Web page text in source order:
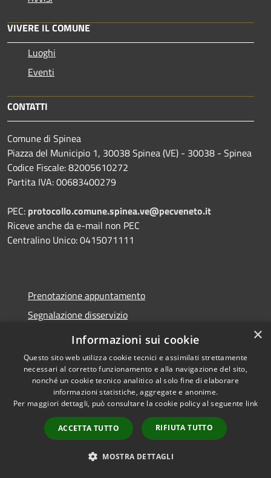
VIVERE IL COMUNE
Luoghi
Eventi
CONTATTI
Comune di Spinea
Piazza del Municipio 1, 30038 Spinea (VE) - 30038 - Spinea
Codice Fiscale: 82005610272
Partita IVA: 00683400279
PEC: protocollo.comune.spinea.ve@pecveneto.it
Riceve anche da e-mail non PEC
Centralino Unico: 0415071111
Prenotazione appuntamento
Segnalazione disservizio
Leggi le FAQ
Richiesta assistenza
Amministrazione trasparente
Albo pretorio
Informativa privacy
×
Informazioni sui cookie
Questo sito web utilizza cookie tecnici e assimilati strettamente
necessari al corretto funzionamento e alla navigazione del sito,
nonché un cookie tecnico analitico al solo fine di elaborare
informazioni statistiche, aggregate e anonime.
Per maggiori dettagli, può consultare la cookie policy al seguente link
ACCETTA TUTTO RIFIUTA TUTTO
MOSTRA DETTAGLI